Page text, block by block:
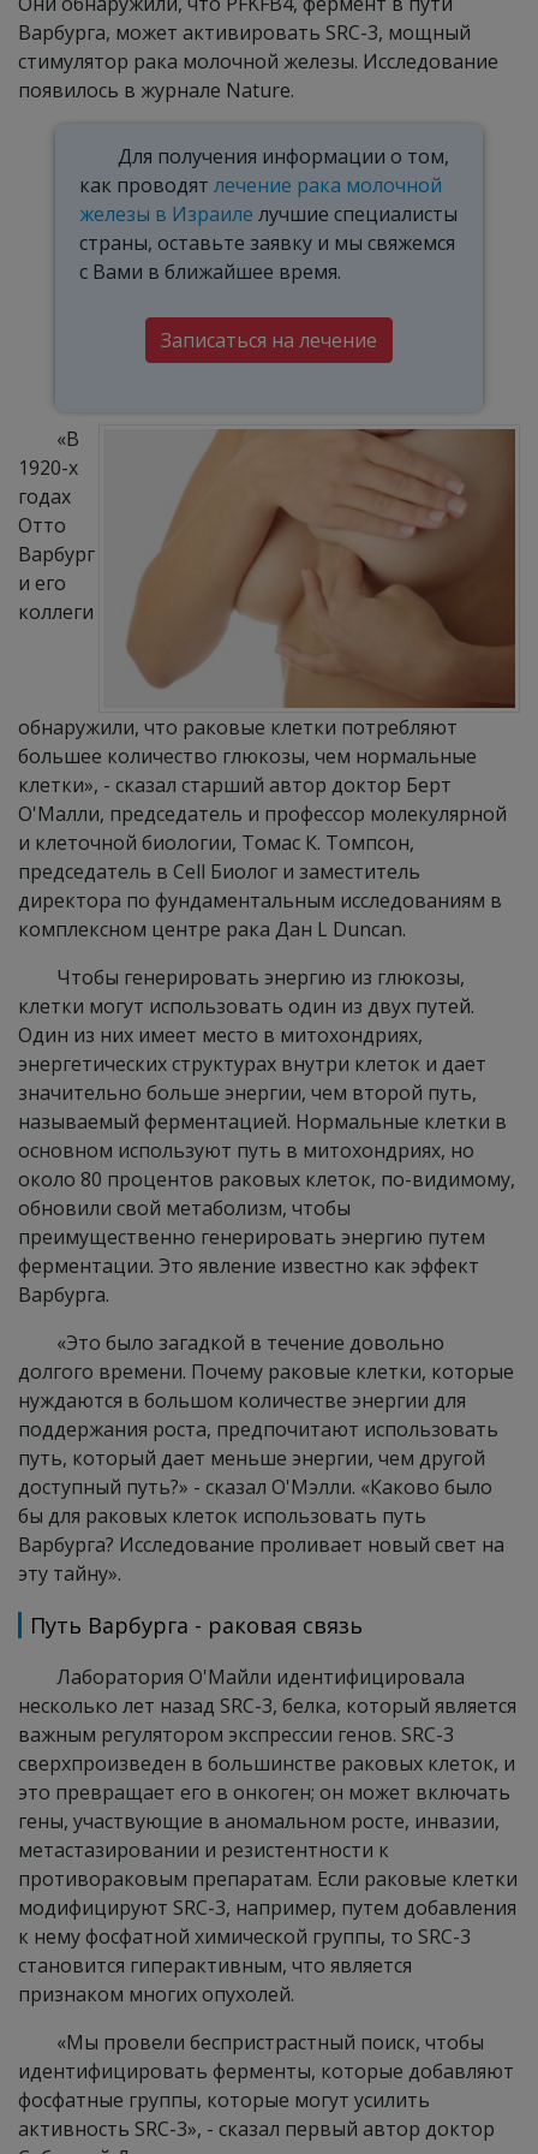
Варбурга, может активировать SRC-3, мощный
стимулятор рака молочной железы. Исследование
появилось в журнале Nature.
Для получения информации о том,
как проводятлечение рака молочной
железы в Израиле лучшие специалисты
страны, оставьте заявку и мы свяжемся
с Вами в ближайшее время.
Записаться на лечение
«В
1920-х
годах
Отто
Варбург
и его
коллеги
обнаружили, что раковые клетки потребляют
большее количество глюкозы, чем нормальные
клетки», - сказал старший автор доктор Берт
О'Малли, председатель и профессор молекулярной
и клеточной биологии, Томас К. Томпсон,
председатель в Cell Биолог и заместитель
директора по фундаментальным исследованиям в
комплексном центре рака Дан L Duncan.
Чтобы генерировать энергию из глюкозы,
клетки могут использовать один из двух путей.
Один из них имеет место в митохондриях,
энергетических структурах внутри клеток и дает
значительно больше энергии, чем второй путь,
называемый ферментацией. Нормальные клетки в
основном используют путь в митохондриях, но
около 80 процентов раковых клеток, по-видимому,
обновили свой метаболизм, чтобы
преимущественно генерировать энергию путем
ферментации. Это явление известно как эффект
Варбурга.
«Это было загадкой в ​​течение довольно
долгого времени. Почему раковые клетки, которые
нуждаются в большом количестве энергии для
поддержания роста, предпочитают использовать
путь, который дает меньше энергии, чем другой
доступный путь?» - сказал О'Мэлли. «Каково было
бы для раковых клеток использовать путь
Варбурга? Исследование проливает новый свет на
эту тайну».
Путь Варбурга - раковая связь
Лаборатория O'Майли идентифицировала
несколько лет назад SRC-3, белка, который является
важным регулятором экспрессии генов. SRC-3
сверхпроизведен в большинстве раковых клеток, и
это превращает его в онкоген; он может включать
гены, участвующие в аномальном росте, инвазии,
метастазировании и резистентности к
противораковым препаратам. Если раковые клетки
модифицируют SRC-3, например, путем добавления
к нему фосфатной химической группы, то SRC-3
становится гиперактивным, что является
признаком многих опухолей.
«Мы провели беспристрастный поиск, чтобы
идентифицировать ферменты, которые добавляют
фосфатные группы, которые могут усилить
активность SRC-3», - сказал первый автор доктор